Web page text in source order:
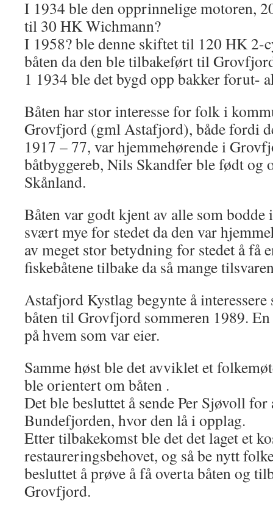
I 1934 ble den opprinnelige motoren,
til 30 HK Wichmann?
I 1958? ble denne skiftet til 120 HK 2-
båten da den ble tilbakeført til
1 1934 ble det bygd opp bakker forut-
Båten har stor interesse for folk i
Grovfjord (gml Astafjord), både fordi
1917 – 77, var hjemmehørende i
båtbyggereb, Nils Skandfer ble født og
Skånland.
Båten var godt kjent av alle som bodde
svært mye for stedet da den var
av meget stor betydning for stedet å få
fiskebåtene tilbake da så mange
Astafjord Kystlag begynte å
båten til Grovfjord sommeren 1989.
på hvem som var eier.
Samme høst ble det avviklet et
ble orientert om båten .
Det ble besluttet å sende Per Sjøvoll
Bundefjorden, hvor den lå i opplag.
Etter tilbakekomst ble det det laget et
restaureringsbehovet, og så be nytt
besluttet å prøve å få overta båten og
Grovfjord.